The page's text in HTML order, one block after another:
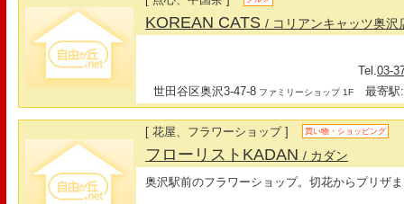
KOREAN CATS/ コリアンキャッツ奥沢
Tel.03-
世田谷区奥沢3-47-8 ファミリーショップ 1F 最寄駅:
[ 花屋、フラワーショップ ] 買い物・ショッピング
フローリストKADAN/ カダン
奥沢駅前のフラワーショップ。切花からプリザ